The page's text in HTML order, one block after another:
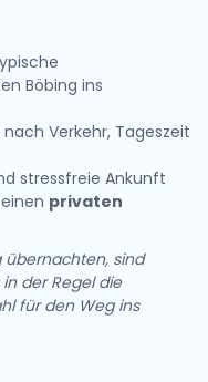
Böbing ins
Verkehr, Tageszeit
stressfreie Ankunft
privaten
sind
der Regel die
für den Weg ins